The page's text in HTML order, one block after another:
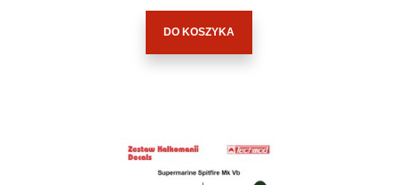
DO KOSZYKA